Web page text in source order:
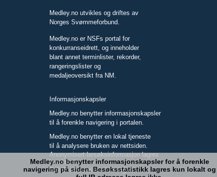
Medley.no utvikles og driftes av
Norges Svømmeforbund.
Medley.no er NSFs portal for
konkurranseidrett, og inneholder
blant annet terminlister, rekorder,
rangeringslister og
medaljeoversikt fra NM.
Informasjonskapsler
Medley.no benytter informasjonskapsler
til å forenkle navigering i portalen.
Medley.no benytter en lokal tjeneste
til å analysere bruken av nettsiden.
Anonymisert besøksinformasjon lagres
kun lokalt.
Full IP-adresse blir ikke lagret.
Medley.no benytter informasjonskapsler for å forenkle
navigering på siden. Besøksstatistikk lagres kun lokalt og